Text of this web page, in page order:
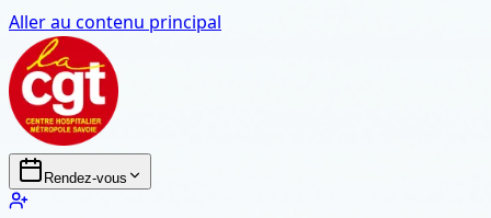
Aller au contenu principal
Rendez-vous